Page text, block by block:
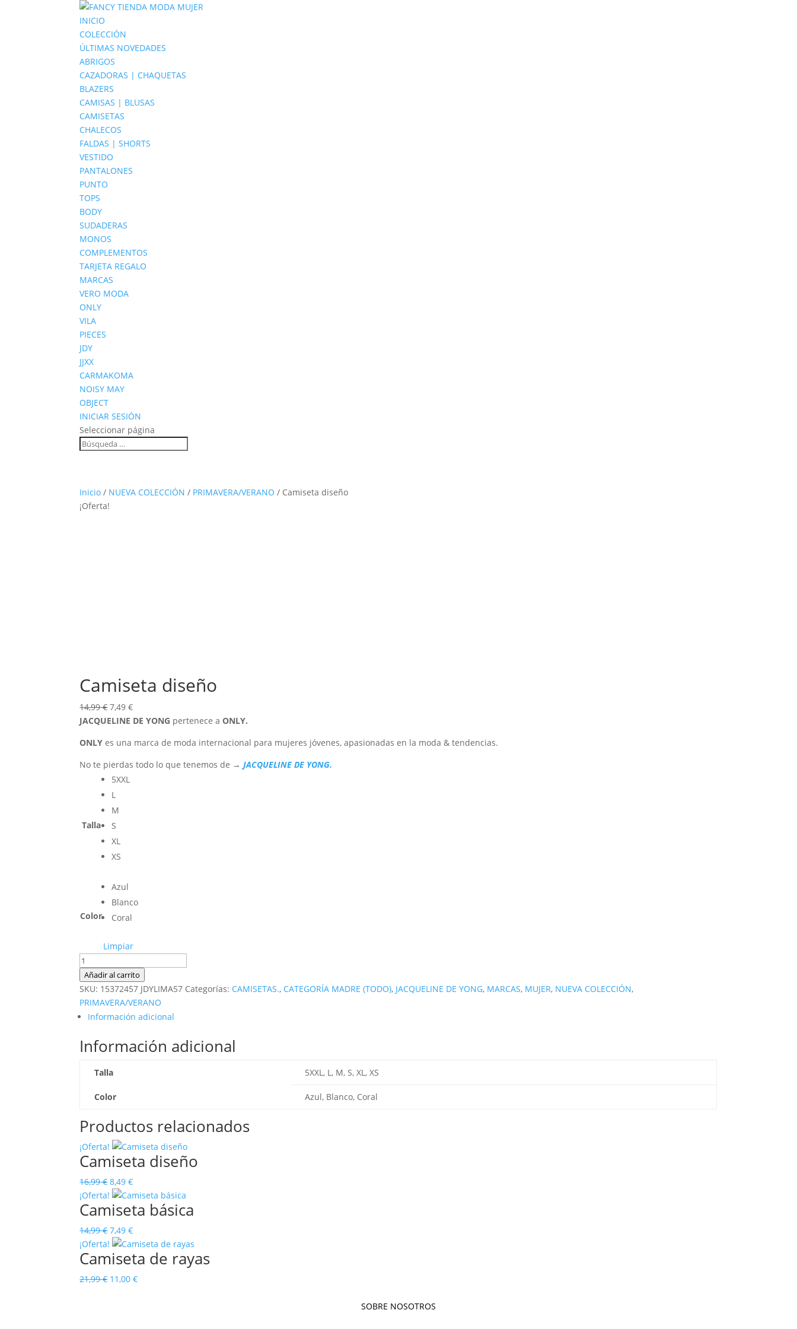
INICIO
COLECCIÓN
ÚLTIMAS NOVEDADES
ABRIGOS
CAZADORAS | CHAQUETAS
BLAZERS
CAMISAS | BLUSAS
CAMISETAS
CHALECOS
FALDAS | SHORTS
VESTIDO
PANTALONES
PUNTO
TOPS
BODY
SUDADERAS
MONOS
COMPLEMENTOS
TARJETA REGALO
MARCAS
VERO MODA
ONLY
VILA
PIECES
JDY
JJXX
CARMAKOMA
NOISY MAY
OBJECT
INICIAR SESIÓN
Seleccionar página
Inicio / NUEVA COLECCIÓN / PRIMAVERA/VERANO / Camiseta diseño
¡Oferta!
Camiseta diseño
14,99€El
precio
era:
14,99 €.
7,49€El
precio
es:
7,49 €.
JACQUELINE DE YONG pertenece aONLY.
ONLY es una marca de moda internacional para mujeres jóvenes, apasionadas en la moda & tendencias.
No te pierdas todo lo que tenemos de →JACQUELINE DE YONG.
Talla
5XXL
L
M
S
XL
XS
Color
Azul
Blanco
Coral
Limpiar
Camiseta
diseño
cantidad
Añadir al carrito
SKU: 15372457 JDYLIMA57 Categorías: CAMISETAS., CATEGORÍA MADRE (TODO), JACQUELINE DE YONG, MARCAS, MUJER, NUEVA COLECCIÓN,
PRIMAVERA/VERANO
Información adicional
Información adicional
Talla 5XXL, L, M, S, XL, XS
Color Azul, Blanco, Coral
Productos relacionados
¡Oferta!
Camiseta diseño
16,99€El
precio
original
16,99 €.
8,49€El
precio
actual
8,49 €.
¡Oferta!
Camiseta básica
14,99€El
precio
original
14,99 €.
7,49€El
precio
actual
7,49 €.
¡Oferta!
Camiseta de rayas
21,99€ El
11,00€El
SOBRE NOSOTROS